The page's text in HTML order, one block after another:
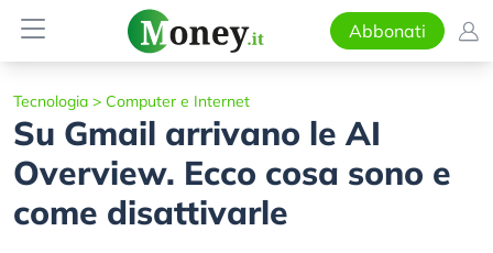
Abbonati
Tecnologia > Computer e Internet
Su Gmail arrivano le AI
Overview. Ecco cosa sono e
come disattivarle